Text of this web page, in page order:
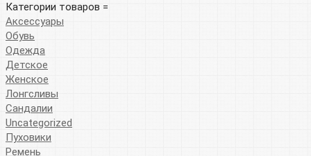
Категории товаров =
Аксессуары
Обувь
Одежда
Детское
Женское
Лонгсливы
Сандалии
Uncategorized
Пуховики
Ремень